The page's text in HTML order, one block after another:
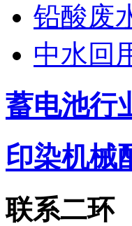
铅酸废
中水回
蓄电池行
印染机械
联系二环